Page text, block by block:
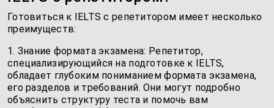
Готовиться к IELTS с репетитором имеет несколько
преимуществ:
1. Знание формата экзамена: Репетитор,
специализирующийся на подготовке к IELTS,
обладает глубоким пониманием формата экзамена,
его разделов и требований. Они могут подробно
объяснить структуру теста и помочь вам